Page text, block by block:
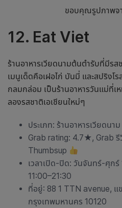
ขอบคุณรูปภาพจ
12. Eat Viet
ร้านอาหารเวียดนามต้นตำรับที่มีร
เมนูเด็ดคือเฝอไก่ บันมี่ และสปริงโ
กลมกล่อม เป็นร้านอาหารวันแม่ที่เ
ลองรสชาติเอเชียนใหม่ๆ
ประเภท: ร้านอาหารเวียดนาม
Grab rating: 4.7★, Grab
Thumbsup
เวลาเปิด-ปิด: วันจันทร์-ศุกร์
11:00–21:30
ที่อยู่: 88 1 TTN avenue, แ
กรุงเทพมหานคร 10120